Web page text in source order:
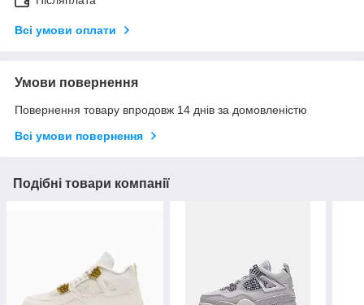
Всі умови оплати
Умови повернення
Повернення товару впродовж 14 днів за домовленістю
Всі умови повернення
Подібні товари компанії